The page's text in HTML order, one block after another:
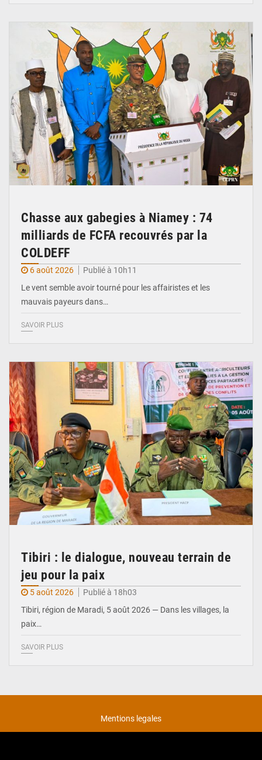
Chasse aux gabegies à Niamey : 74
milliards de FCFA recouvrés par la
COLDEFF
6 août 2026
Publié à 10h11
Le vent semble avoir tourné pour les affairistes et les
mauvais payeurs dans…
SAVOIR PLUS
Tibiri : le dialogue, nouveau terrain de
jeu pour la paix
5 août 2026
Publié à 18h03
Tibiri, région de Maradi, 5 août 2026 — Dans les villages, la
paix…
SAVOIR PLUS
Mentions legales